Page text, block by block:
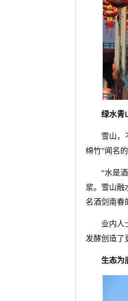
绿水青
雪山，
绵竹”闻名
“水是
浆。雪山融
名酒剑南春
业内人
发酵创造了
生态为